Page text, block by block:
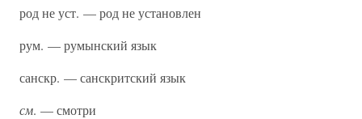
род не уст. — род не установлен
рум. — румынский язык
санскр. — санскритский язык
см. — смотри